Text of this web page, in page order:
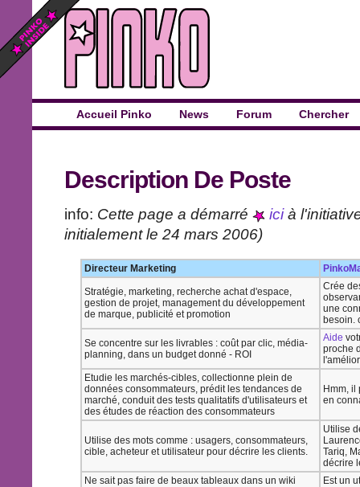
Accueil Pinko News Forum Chercher
Description De Poste
info: Cette page a démarré icià
initialement le 24 mars 2006)
Directeur Marketing
Stratégie, marketing, recherche achat d'espace,
gestion de projet, management du développement
de marque, publicité et promotion
Crée
une
besoin.
Se concentre sur les livrables : coût par clic, média-
planning, dans un budget donné - ROI
Aide
proche
Etudie les marchés-cibles, collectionne plein de
données consommateurs, prédit les tendances de
marché, conduit des tests qualitatifs d'utilisateurs et
des études de réaction des consommateurs
Hmm, il
en
Utilise des mots comme : usagers, consommateurs,
cible, acheteur et utilisateur pour décrire les clients.
Utilise
Tariq,
décrire
Ne sait pas faire de beaux tableaux dans un wiki
Est un